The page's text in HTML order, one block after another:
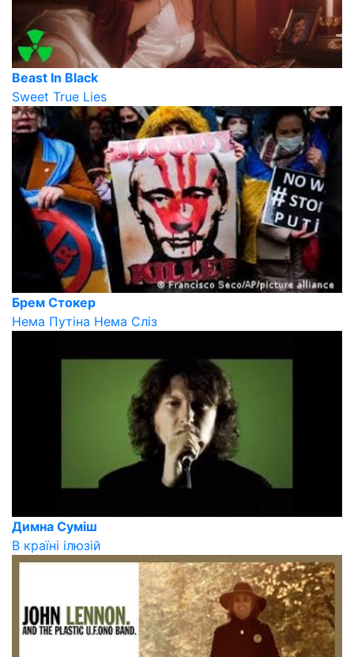
Beast In Black
Sweet True Lies
Брем Стокер
Нема Путіна Нема Сліз
Димна Суміш
В країні ілюзій